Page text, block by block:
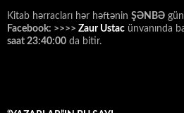
Kitab hərracları hər həftənin ŞƏNBƏ
Facebook: >>>> Zaur Ustac ünvanında
saat 23:40:00 da bitir.